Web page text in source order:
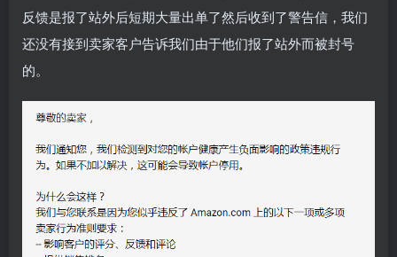
反馈是报了站外后短期大量出单了然后收到了警告信，我们
还没有接到卖家客户告诉我们由于他们报了站外而被封号
的。